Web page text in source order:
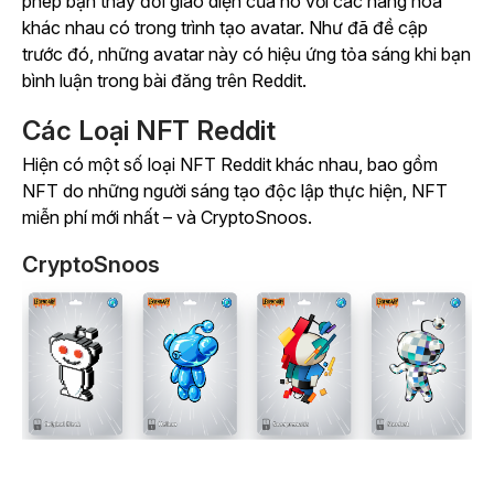
khác nhau có trong trình tạo avatar. Như đã đề cập
trước đó, những avatar này có hiệu ứng tỏa sáng khi bạn
bình luận trong bài đăng trên Reddit.
Các Loại NFT Reddit
Hiện có một số loại NFT Reddit khác nhau, bao gồm
NFT do những người sáng tạo độc lập thực hiện, NFT
miễn phí mới nhất – và CryptoSnoos.
CryptoSnoos